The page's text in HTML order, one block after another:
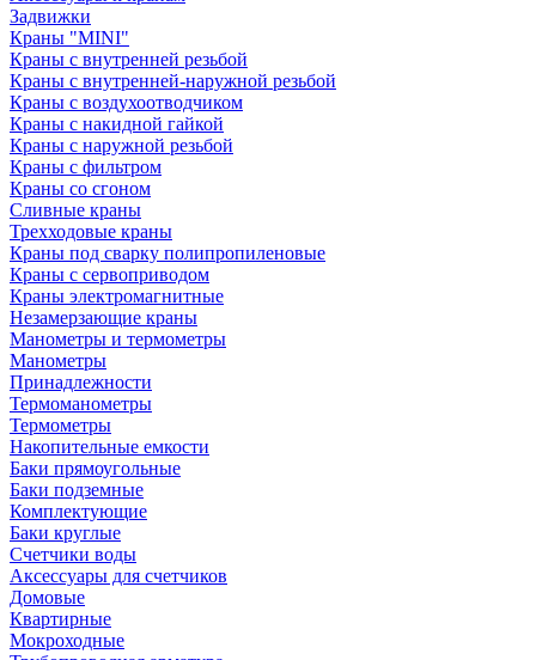
Задвижки
Краны "MINI"
Краны с внутренней резьбой
Краны с внутренней-наружной резьбой
Краны с воздухоотводчиком
Краны с накидной гайкой
Краны с наружной резьбой
Краны с фильтром
Краны со сгоном
Сливные краны
Трехходовые краны
Краны под сварку полипропиленовые
Краны с сервоприводом
Краны электромагнитные
Незамерзающие краны
Манометры и термометры
Манометры
Принадлежности
Термоманометры
Термометры
Накопительные емкости
Баки прямоугольные
Баки подземные
Комплектующие
Баки круглые
Счетчики воды
Аксессуары для счетчиков
Домовые
Квартирные
Мокроходные